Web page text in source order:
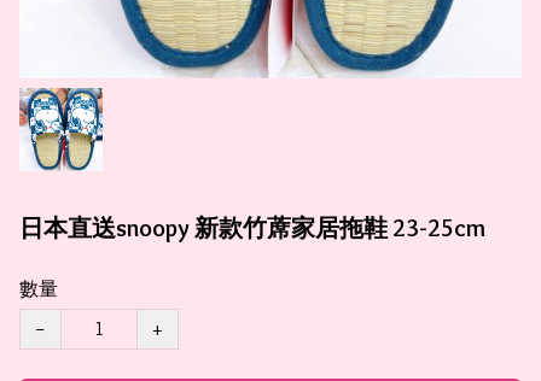
日本直送snoopy 新款竹蓆家居拖鞋 23-25cm
數量
−
+